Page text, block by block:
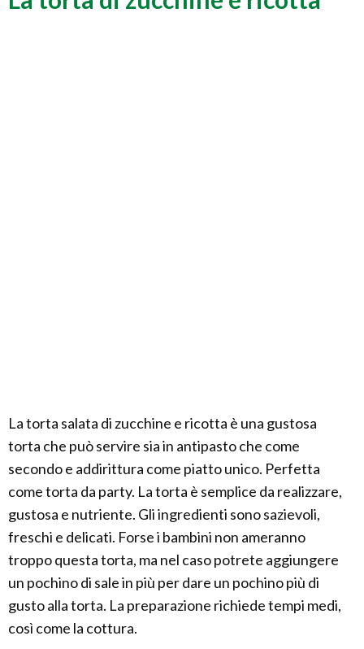
La torta salata di zucchine e ricotta è una gustosa
torta che può servire sia in antipasto che come
secondo e addirittura come piatto unico. Perfetta
come torta da party. La torta è semplice da realizzare,
gustosa e nutriente. Gli ingredienti sono sazievoli,
freschi e delicati. Forse i bambini non ameranno
troppo questa torta, ma nel caso potrete aggiungere
un pochino di sale in più per dare un pochino più di
gusto alla torta. La preparazione richiede tempi medi,
così come la cottura.